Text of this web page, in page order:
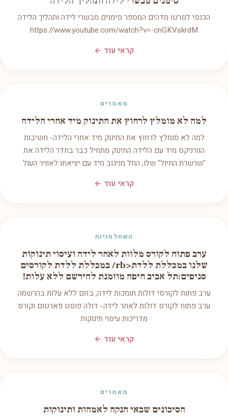
הכנסי לסרטו מדהים המספר סימנים מבשרי לידה ותהליך הלידה
https://www.youtube.com/watch?v=-cnGKVskrdM
קראי עוד ←
מאמרים
למה לא מומלץ לרחוץ את התינוק מיד אחרי הלידה
למה לא מומלץ לרחוץ את התינוק מיד אחרי הלידה- חשיבות
הוורניקס מיד עם הלידה התינוק מתחיל כבר בחדר הלידה את
"שרשרת החיול" שלו, החל מניגוב מיד עם יציאתו לאוויר העול
קראי עוד ←
השתלמויות
ערב פתוח לקורס מלוות לאחר לידה ועיסוי תינוקות
שלנו במכללת ללדת<rb/ במכללת ללדת לקורסים
סניפים:תל אביב חיפה מוזמנת להירשם ללא עלות!
ערב פתוח לקורסי דולות תומכות לידה, בזום ללא עלות בהרשמה
ערב פתוח לקורס דולות לאחר לידה- דולה פוסט פארטום וקורס
מדריכות עיסוי תינוקות
קראי עוד ←
מאמרים
הסיכונים שבאי הנקה לאמהות ותינוקות